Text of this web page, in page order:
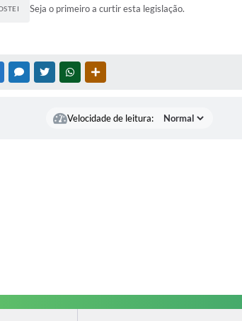
Seja o primeiro a curtir esta legislação.
FACEBOOKMESSENGER
TWITTERWHATSAPP
Velocidade de leitura: